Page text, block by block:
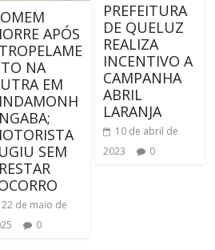
APÓS
NA
EM
SEM
22 de maio de
0
PREFEITURA
DE QUELUZ
REALIZA
INCENTIVO A
CAMPANHA
ABRIL
LARANJA
10 de abril de
2023
0